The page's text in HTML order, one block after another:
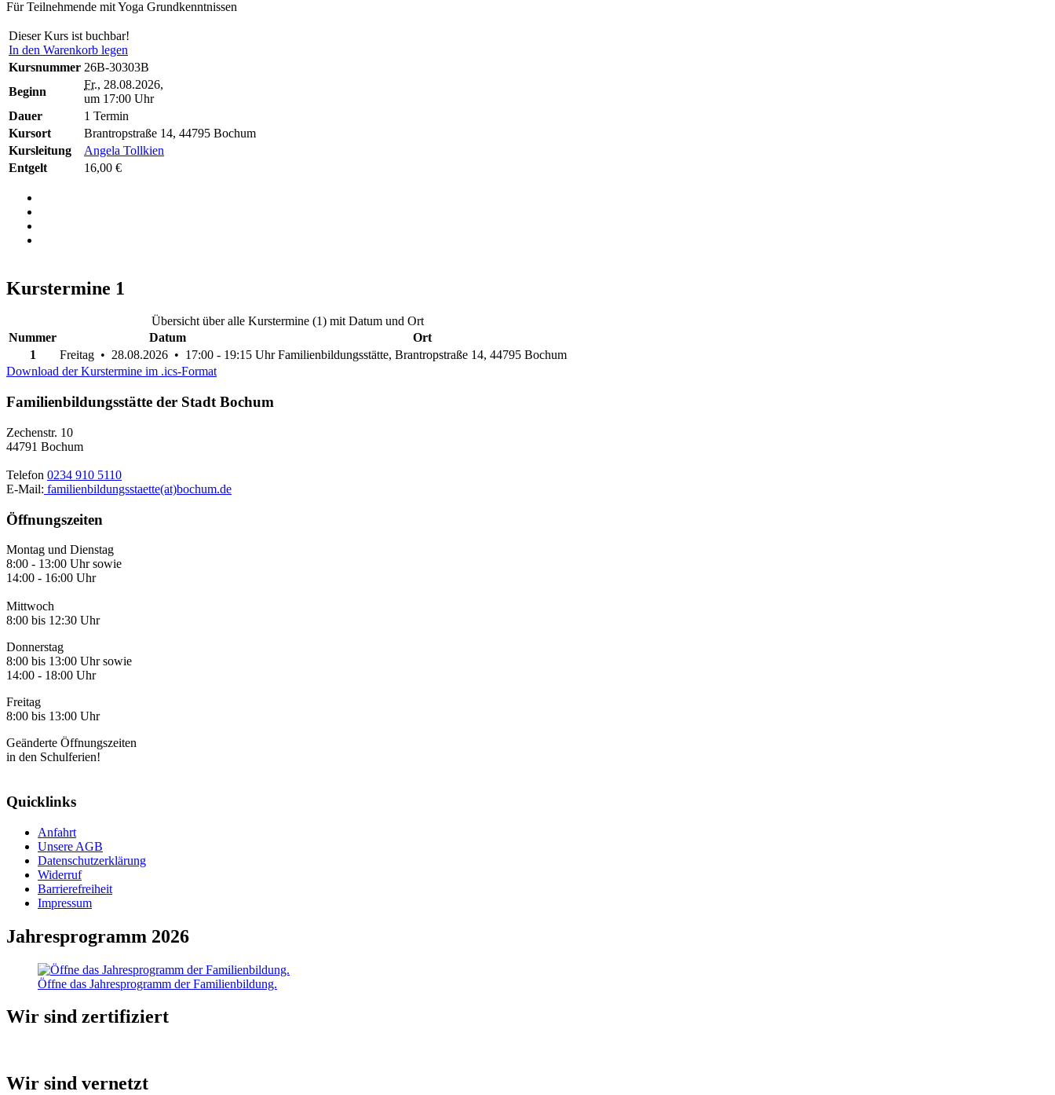
Für Teilnehmende mit Yoga Grundkenntnissen
Dieser Kurs ist buchbar!
In den Warenkorb legen
Kursnummer 26B-30303B
Beginn
Fr., 28.08.2026,
um 17:00 Uhr
Dauer
1 Termin
Kursort
Brantropstraße 14, 44795 Bochum
Kursleitung
Angela Tollkien
Entgelt
16,00 €
Kurstermine 1
Übersicht über alle Kurstermine (1) mit Datum und Ort
Nummer
Datum
Ort
1
Freitag • 28.08.2026 • 17:00 - 19:15 Uhr Familienbildungsstätte, Brantropstraße 14, 44795 Bochum
Download der Kurstermine im .ics-Format
Familienbildungsstätte der Stadt Bochum
Zechenstr. 10
44791 Bochum
Telefon 0234 910 5110
E-Mail: familienbildungsstaette(at)bochum.de
Öffnungszeiten
Montag und Dienstag
8:00 - 13:00 Uhr sowie
14:00 - 16:00 Uhr
Mittwoch
8:00 bis 12:30 Uhr
Donnerstag
8:00 bis 13:00 Uhr sowie
14:00 - 18:00 Uhr
Freitag
8:00 bis 13:00 Uhr
Geänderte Öffnungszeiten
in den Schulferien!
Quicklinks
Anfahrt
Unsere AGB
Datenschutzerklärung
Widerruf
Barrierefreiheit
Impressum
Jahresprogramm 2026
Öffne das Jahresprogramm der Familienbildung.
Wir sind zertifiziert
Wir sind vernetzt